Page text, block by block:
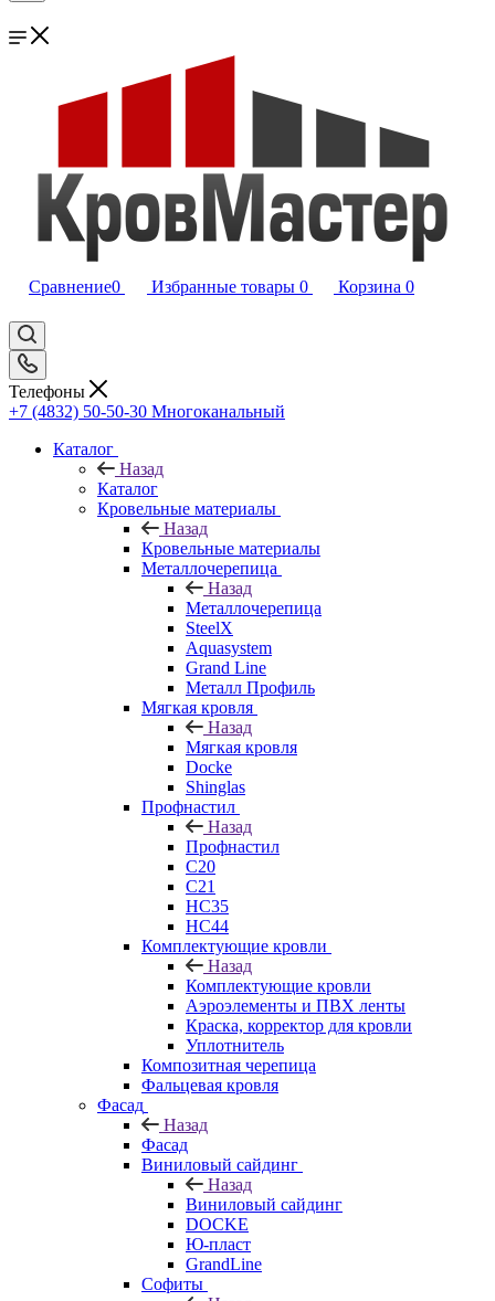
Сравнение0 Избранные товары 0 Корзина 0
Телефоны
+7 (4832) 50-50-30 Многоканальный
Каталог
Назад
Каталог
Кровельные материалы
Назад
Кровельные материалы
Металлочерепица
Назад
Металлочерепица
SteelX
Aquasystem
Grand Line
Металл Профиль
Мягкая кровля
Назад
Мягкая кровля
Docke
Shinglas
Профнастил
Назад
Профнастил
C20
C21
НС35
НС44
Комплектующие кровли
Назад
Комплектующие кровли
Аэроэлементы и ПВХ ленты
Краска, корректор для кровли
Уплотнитель
Композитная черепица
Фальцевая кровля
Фасад
Назад
Фасад
Виниловый сайдинг
Назад
Виниловый сайдинг
DOCKE
Ю-пласт
GrandLine
Софиты